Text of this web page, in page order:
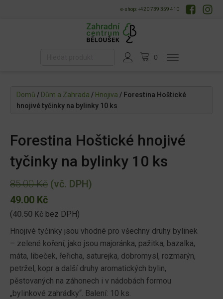
e-shop: +420 739 359 410
Domů / Dům a Zahrada / Hnojiva / Forestina Hoštické
hnojivé tyčinky na bylinky 10 ks
Forestina Hoštické hnojivé
tyčinky na bylinky 10 ks
85.00Kč
Původní
cena
byla:
85.00 Kč.
49.00 KčAktuální
cena
je:
49.00 Kč.
(vč. DPH)
(40.50 Kč bez DPH)
Hnojivé tyčinky jsou vhodné pro všechny druhy bylinek
– zelené koření, jako jsou majoránka, pažitka, bazalka,
máta, libeček, řeřicha, saturejka, dobromysl, rozmarýn,
petržel, kopr a další druhy aromatických bylin,
pěstovaných na záhonech i v nádobách formou
„bylinkové zahrádky“. Balení: 10 ks.